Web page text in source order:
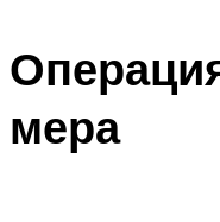
мера